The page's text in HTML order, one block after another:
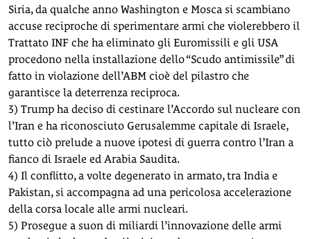
Siria, da qualche anno Washington e Mosca si scambiano
accuse reciproche di sperimentare armi che violerebbero il
Trattato INF che ha eliminato gli Euromissili e gli USA
procedono nella installazione dello “Scudo antimissile” di
fatto in violazione dell’ABM cioè del pilastro che
garantisce la deterrenza reciproca.
3) Trump ha deciso di cestinare l’Accordo sul nucleare con
l’Iran e ha riconosciuto Gerusalemme capitale di Israele,
tutto ciò prelude a nuove ipotesi di guerra contro l’Iran a
fianco di Israele ed Arabia Saudita.
4) Il conflitto, a volte degenerato in armato, tra India e
Pakistan, si accompagna ad una pericolosa accelerazione
della corsa locale alle armi nucleari.
5) Prosegue a suon di miliardi l’innovazione delle armi